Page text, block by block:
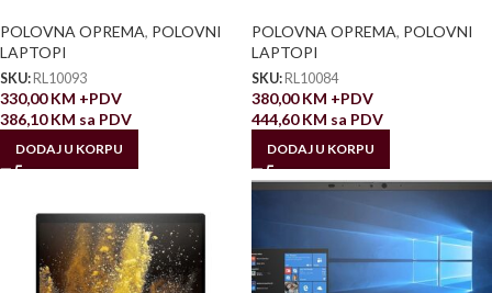
POLOVNA OPREMA, POLOVNI
LAPTOPI
SKU: RL10093
330,00KM +PDV
386,10KM sa PDV
DODAJ U KORPU
POLOVNA OPREMA, POLOVNI
LAPTOPI
SKU: RL10084
380,00KM +PDV
444,60KM sa PDV
DODAJ U KORPU